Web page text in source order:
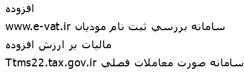
افزوده
www.e-vat.ir سامانه بررسي ثبت نام موديان
ماليات بر ارزش افزوده
Ttms22.tax.gov.ir سامانه صورت معاملات فصلي